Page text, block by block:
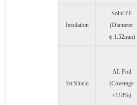
Insulation
Solid PE
(Diameter
￠1.52mm)
1st Shield
AL Foil
(Coverage
≥118%)